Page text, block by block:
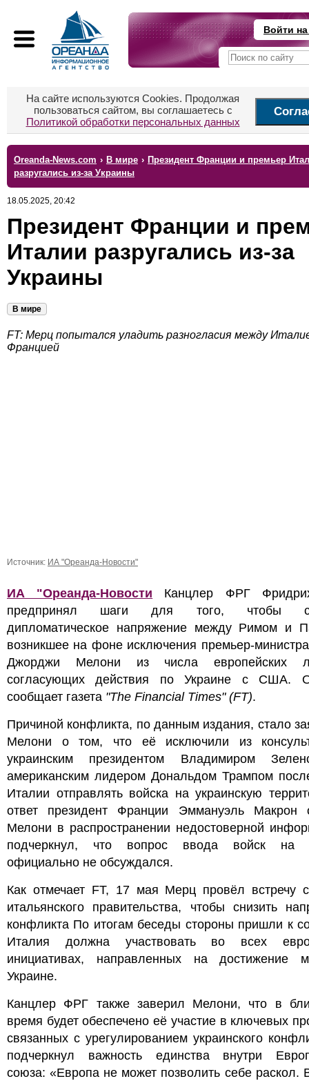
Войти
На сайте используются Cookies. Продолжая
пользоваться сайтом, вы соглашаетесь с
Политикой обработки персональных данных
Oreanda-News.com › В мире › Президент Франции и премьер
разругались из-за Украины
18.05.2025, 20:42
Президент Франции и
Италии разругались из-за
Украины
В мире
FT: Мерц попытался уладить разногласия между
Францией
Источник: ИА "Ореанда-Новости"
ИА "Ореанда-Новости
Канцлер ФРГ
предпринял шаги для того, чтобы
дипломатическое напряжение между Римом и
возникшее на фоне исключения премьер-
Джорджи Мелони из числа европейских
согласующих действия по Украине с США.
сообщает газета "The Financial Times" (FT).
Причиной конфликта, по данным издания, стало
Мелони о том, что её исключили из
украинским президентом Владимиром
американским лидером Дональдом Трампом
Италии отправлять войска на украинскую
ответ президент Франции Эммануэль Макрон
Мелони в распространении недостоверной
подчеркнул, что вопрос ввода войск на
официально не обсуждался.
Как отмечает FT, 17 мая Мерц провёл встречу
итальянского правительства, чтобы снизить
конфликта По итогам беседы стороны пришли к
Италия должна участвовать во всех
инициативах, направленных на достижение
Украине.
Канцлер ФРГ также заверил Мелони, что в
время будет обеспечено её участие в ключевых
связанных с урегулированием украинского
подчеркнул важность единства внутри
союза: «Европа не может позволить себе раскол.